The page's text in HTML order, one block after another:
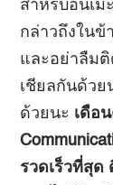
สำหรับอนิเม
กล่าวถึงในข้
และอย่าลืมติ
เชียลกันด้วย
ด้วยนะ เดือ
รวดเร็วที่สุด